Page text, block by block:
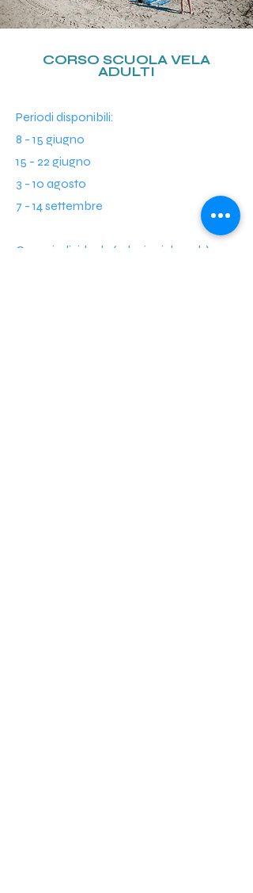
CORSO SCUOLA VELA
ADULTI
Periodi disponibili:
8 - 15 giugno
15 - 22 giugno
3 - 10 agosto
7 - 14 settembre
Corso individuale ( 4 lezioni da 2,5h)